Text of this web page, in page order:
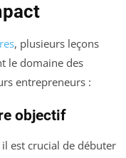
, plusieurs leçons
le domaine des
entrepreneurs :
objectif
est crucial de débuter